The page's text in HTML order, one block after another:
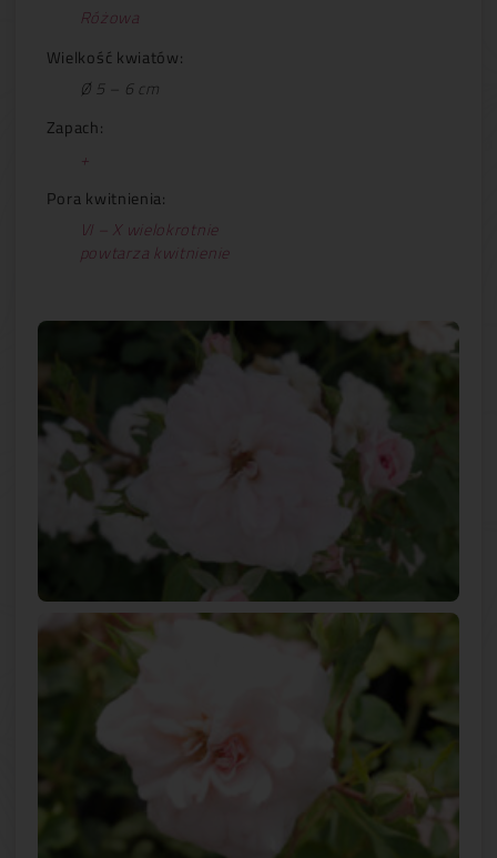
Różowa
Wielkość kwiatów:
Ø 5 – 6 cm
Zapach:
+
Pora kwitnienia:
VI – X wielokrotnie
powtarza kwitnienie